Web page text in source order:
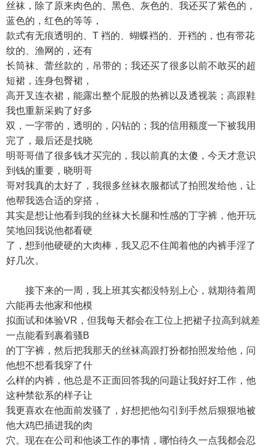
丝袜，除了原来肉色的、黑色、灰色的、我还买了紫色的，
蓝色的，红色的等等，
款式有无痕透明的、T 裆的、蝴蝶裆的、开裆的，也有带花
纹的、渔网的，还有
长筒袜、蕾丝款的，吊带的；我还买了很多以前不敢买的超
短裙，连身包臀裙，
高开叉连衣裙，能露出整个屁股的热裤以及透视装；高跟鞋
我也重新采购了好多
双，一字带的，透明的，闪钻的；我的信用额度一下被我用
完了，最后还是找晓
明哥哥借了很多钱才买完的，我以前真的太傻，今天才意识
到钱的重要，晓明哥
哥对我真的太好了，我很多丝袜衣服都试了拍照发给他，让
他帮我选合适的穿搭，
其实是想让他看到我的丝袜大长腿和性感的丁字裤，他开玩
笑地回我说他都看硬
了，想到他硬硬的大肉棒，我又忍不住闻着他的内裤手淫了
好几次。
接下来的一周，我上班其实都没特别上心，就期待着周
六能再去他家和他模
拟面试和体验VR，但我每天都会在工位上把裙子拉高到就差
一点能看到裹着骚B
的丁字裤，然后把我那天的丝袜高跟打扮都拍照发给他，问
他想不想看我穿了什
么样的内裤，他总是不正面回答我的问题让我好好工作，他
这种禁欲系的样子让
我更喜欢在他面前发骚了，好想把他勾引到手然后狠狠地被
他大鸡巴插进我的肉
穴。现在在公司和他谈工作的事情，哪怕待久一点我都会忍